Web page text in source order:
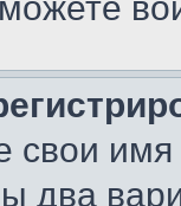
свои
два